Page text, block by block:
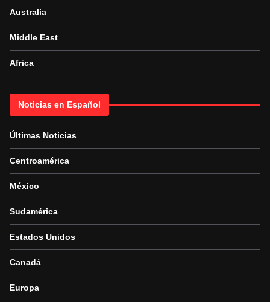
Australia
Middle East
Africa
Noticias en Español
Últimas Noticias
Centroamérica
México
Sudamérica
Estados Unidos
Canadá
Europa